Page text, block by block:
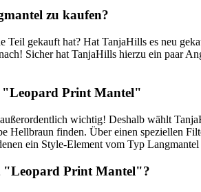
zu kaufen?
Teil gekauft hat? Hat TanjaHills es neu
Sicher hat TanjaHills hierzu ein paar
"Leopard Print Mantel"
wichtig! Deshalb wählt
Hellbraun finden. Über einen speziellen
ein Style-Element vom Typ
"Leopard Print Mantel"?